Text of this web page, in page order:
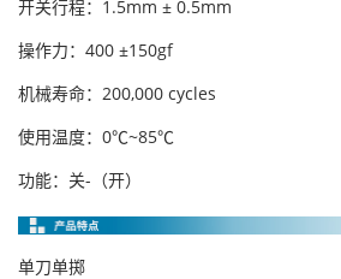
开关行程：1.5mm ± 0.5mm
操作力：400 ±150gf
机械寿命：200,000 cycles
使用温度：0℃~85℃
功能：关-（开）
单刀单掷